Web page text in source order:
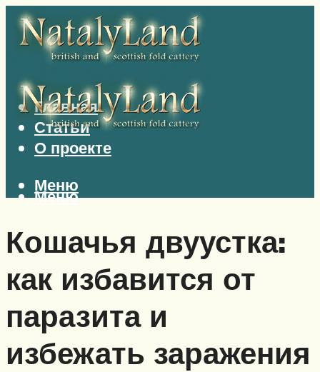
Главная
Статьи
О проекте
Меню
Меню
Кошачья двуустка:
как избавится от
паразита и
избежать заражения